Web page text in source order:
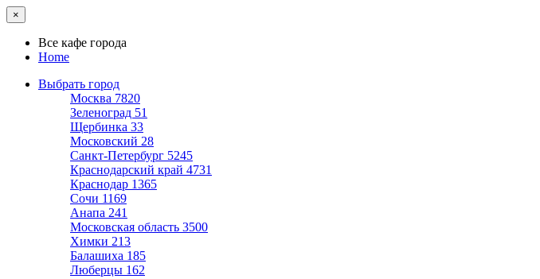
×
Все кафе города
Home
Выбрать город
Москва 7820
Зеленоград 51
Щербинка 33
Московский 28
Санкт-Петербург 5245
Краснодарский край 4731
Краснодар 1365
Сочи 1169
Анапа 241
Московская область 3500
Химки 213
Балашиха 185
Люберцы 162